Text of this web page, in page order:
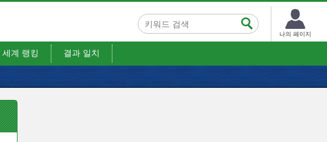
나의 페이지
세계 랭킹 결과 일치